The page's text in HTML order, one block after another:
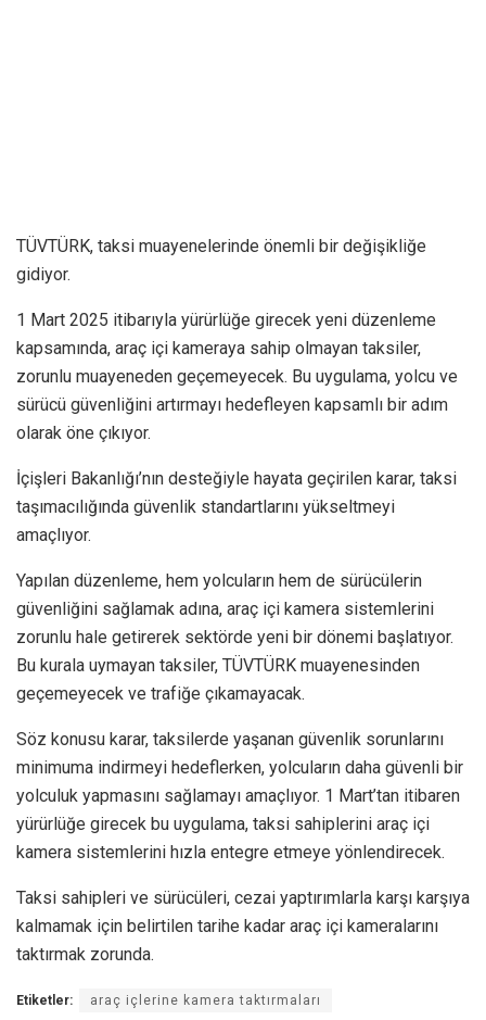
TÜVTÜRK, taksi muayenelerinde önemli bir değişikliğe
gidiyor.
1 Mart 2025 itibarıyla yürürlüğe girecek yeni düzenleme
kapsamında, araç içi kameraya sahip olmayan taksiler,
zorunlu muayeneden geçemeyecek. Bu uygulama, yolcu ve
sürücü güvenliğini artırmayı hedefleyen kapsamlı bir adım
olarak öne çıkıyor.
İçişleri Bakanlığı’nın desteğiyle hayata geçirilen karar, taksi
taşımacılığında güvenlik standartlarını yükseltmeyi
amaçlıyor.
Yapılan düzenleme, hem yolcuların hem de sürücülerin
güvenliğini sağlamak adına, araç içi kamera sistemlerini
zorunlu hale getirerek sektörde yeni bir dönemi başlatıyor.
Bu kurala uymayan taksiler, TÜVTÜRK muayenesinden
geçemeyecek ve trafiğe çıkamayacak.
Söz konusu karar, taksilerde yaşanan güvenlik sorunlarını
minimuma indirmeyi hedeflerken, yolcuların daha güvenli bir
yolculuk yapmasını sağlamayı amaçlıyor. 1 Mart’tan itibaren
yürürlüğe girecek bu uygulama, taksi sahiplerini araç içi
kamera sistemlerini hızla entegre etmeye yönlendirecek.
Taksi sahipleri ve sürücüleri, cezai yaptırımlarla karşı karşıya
kalmamak için belirtilen tarihe kadar araç içi kameralarını
taktırmak zorunda.
Etiketler: araç içlerine kamera taktırmaları